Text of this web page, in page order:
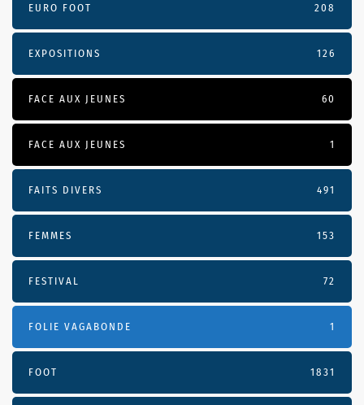
EURO FOOT 208
EXPOSITIONS 126
FACE AUX JEUNES 60
FACE AUX JEUNES 1
FAITS DIVERS 491
FEMMES 153
FESTIVAL 72
FOLIE VAGABONDE 1
FOOT 1831